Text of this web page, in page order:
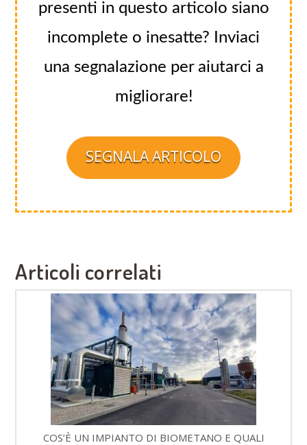
presenti in questo articolo siano
incomplete o inesatte? Inviaci
una segnalazione per aiutarci a
migliorare!
SEGNALA ARTICOLO
Articoli correlati
COS’È UN IMPIANTO DI BIOMETANO E QUALI